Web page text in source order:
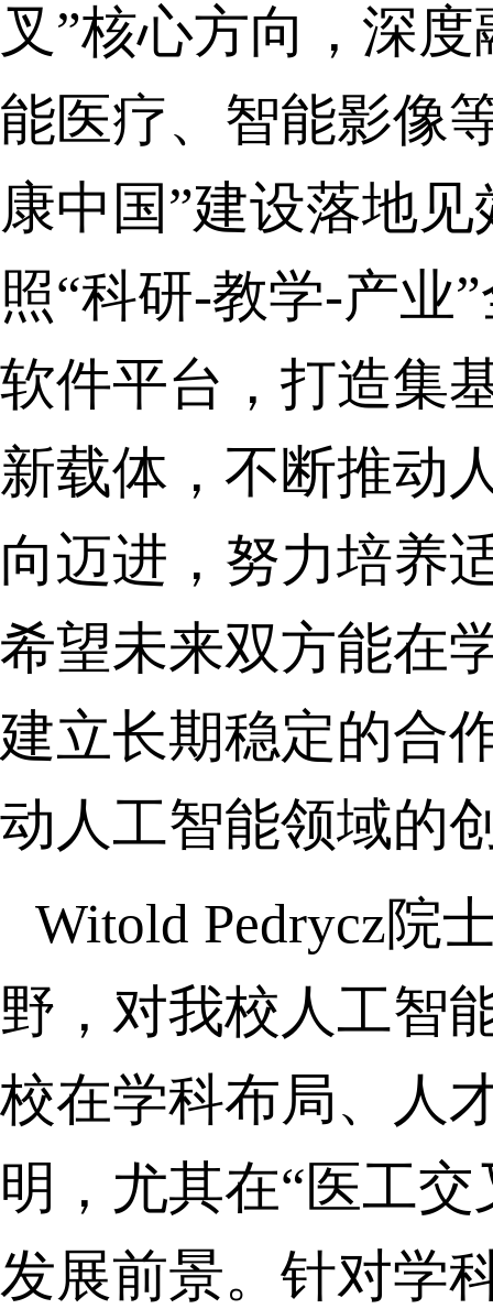
叉”核心方向，深
能医疗、智能影像
康中国”建设落地
照“科研-教学-产业
软件平台，打造集
新载体，不断推动
向迈进，努力培养
希望未来双方能在
建立长期稳定的合
动人工智能领域的
Witold Pedrycz院
野，对我校人工智
校在学科布局、人
明，尤其在“医工
发展前景。针对学